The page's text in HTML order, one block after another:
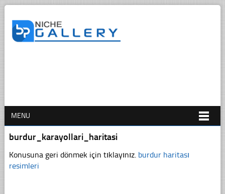
MENU
burdur_karayollari_haritasi
Konusuna geri dönmek için tıklayınız. burdur haritası
resimleri